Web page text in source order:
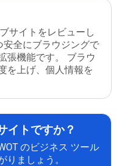
サイトをレビューし
安全にブラウジングで
張機能です。 ブラウ
を上げ、個人情報を
イトですか？
のビジネス ツール
りましょう。